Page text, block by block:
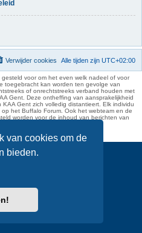
van cookies om de
bieden.
Alle tijden zijn UTC+02:00
Verwijder cookies
voor om het even welk nadeel of voor
toegebracht kan worden ten gevolge van
of onrechtstreeks verband houden met
Gent. Deze ontheffing van aansprakelijkheid
Gent zich volledig distantieert. Elk individu
het Buffalo Forum. Ook het webteam en de
worden voor de inhoud van berichten van